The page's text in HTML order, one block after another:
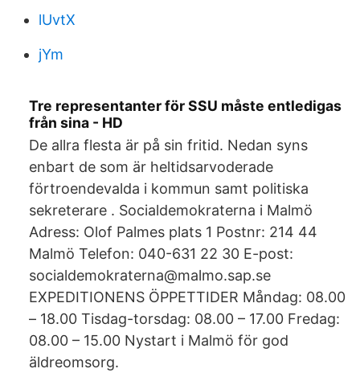
lUvtX
jYm
Tre representanter för SSU måste entledigas
från sina - HD
De allra flesta är på sin fritid. Nedan syns
enbart de som är heltidsarvoderade
förtroendevalda i kommun samt politiska
sekreterare . Socialdemokraterna i Malmö
Adress: Olof Palmes plats 1 Postnr: 214 44
Malmö Telefon: 040-631 22 30 E-post:
socialdemokraterna@malmo.sap.se
EXPEDITIONENS ÖPPETTIDER Måndag: 08.00
– 18.00 Tisdag-torsdag: 08.00 – 17.00 Fredag:
08.00 – 15.00 Nystart i Malmö för god
äldreomsorg.